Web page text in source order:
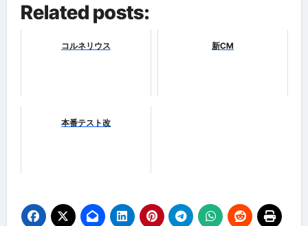
Related posts:
コルネリウス 新CM
本番テスト改